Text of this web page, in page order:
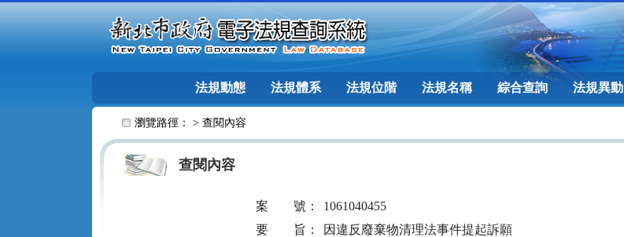
法規動態 法規體系 法規位階 法規名稱 綜合查詢 法規異動
瀏覽路徑： > 查閱內容
查閱內容
案 號：
1061040455
要
旨：
因違反廢棄物清理法事件提起訴願